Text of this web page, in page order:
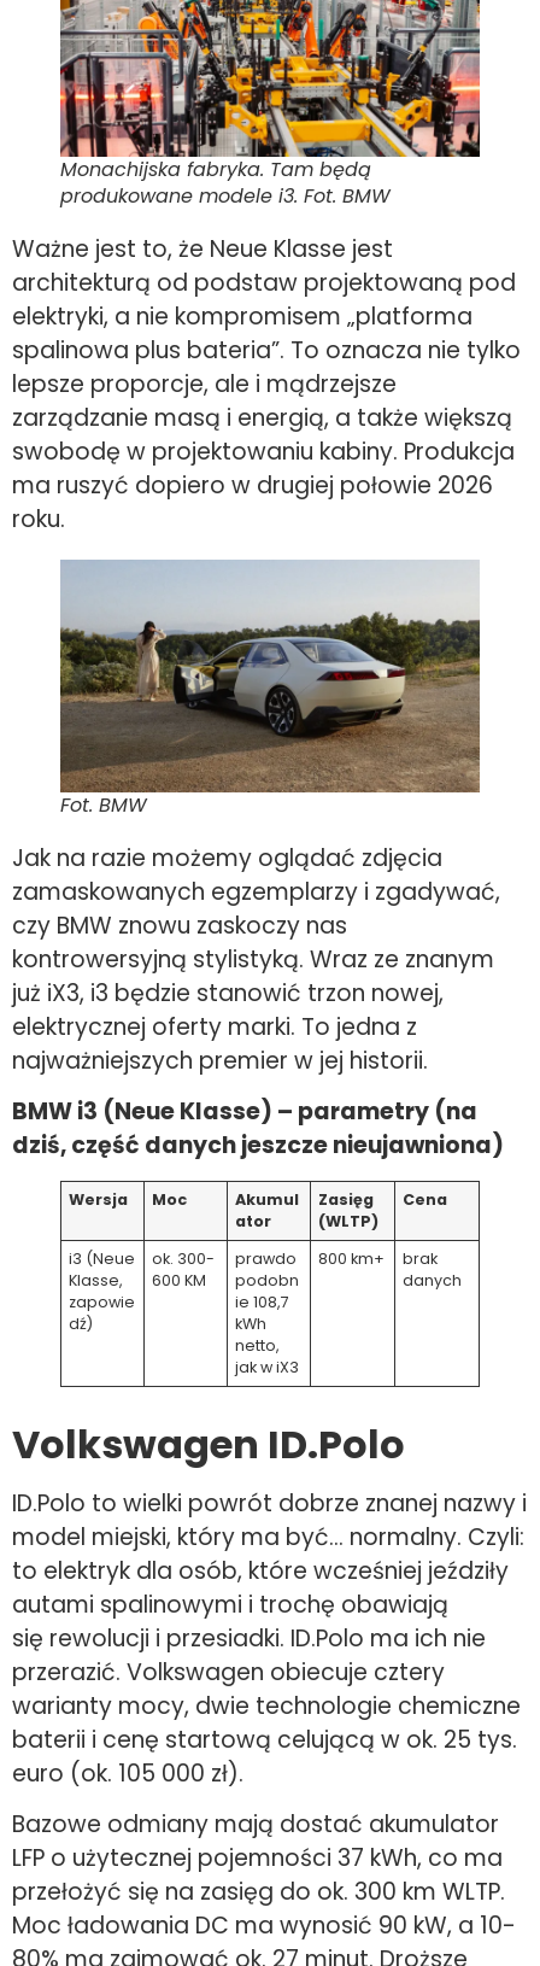
Monachijska fabryka. Tam będą
produkowane modele i3. Fot. BMW
Ważne jest to, że Neue Klasse jest
architekturą od podstaw projektowaną pod
elektryki, a nie kompromisem „platforma
spalinowa plus bateria”. To oznacza nie tylko
lepsze proporcje, ale i mądrzejsze
zarządzanie masą i energią, a także większą
swobodę w projektowaniu kabiny. Produkcja
ma ruszyć dopiero w drugiej połowie 2026
roku.
Fot. BMW
Jak na razie możemy oglądać zdjęcia
zamaskowanych egzemplarzy i zgadywać,
czy BMW znowu zaskoczy nas
kontrowersyjną stylistyką. Wraz ze znanym
już iX3, i3 będzie stanowić trzon nowej,
elektrycznej oferty marki. To jedna z
najważniejszych premier w jej historii.
BMW i3 (Neue Klasse) – parametry (na
dziś, część danych jeszcze nieujawniona)
Wersja Moc
Akumul
ator
Zasięg
(WLTP)
Cena
i3 (Neue
Klasse,
zapowie
dź)
ok. 300-
600 KM
prawdo
podobn
ie 108,7
kWh
netto,
jak w iX3
800 km+
brak
danych
Volkswagen ID.Polo
ID.Polo to wielki powrót dobrze znanej nazwy i
model miejski, który ma być… normalny. Czyli:
to elektryk dla osób, które wcześniej jeździły
autami spalinowymi i trochę obawiają
się rewolucji i przesiadki. ID.Polo ma ich nie
przerazić. Volkswagen obiecuje cztery
warianty mocy, dwie technologie chemiczne
baterii i cenę startową celującą w ok. 25 tys.
euro (ok. 105 000 zł).
Bazowe odmiany mają dostać akumulator
LFP o użytecznej pojemności 37 kWh, co ma
przełożyć się na zasięg do ok. 300 km WLTP.
Moc ładowania DC ma wynosić 90 kW, a 10-